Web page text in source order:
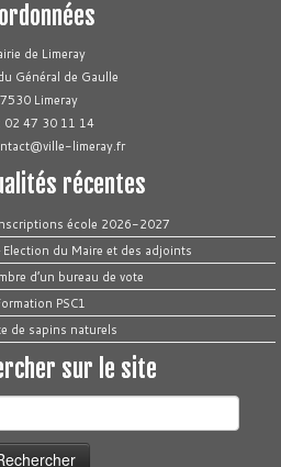
de Limeray
Général de Gaulle
Limeray
02 47 30 11 14
limeray.fr
récentes
école 2026-2027
du Maire et des adjoints
d’un bureau de vote
PSC1
de sapins naturels
sur le site